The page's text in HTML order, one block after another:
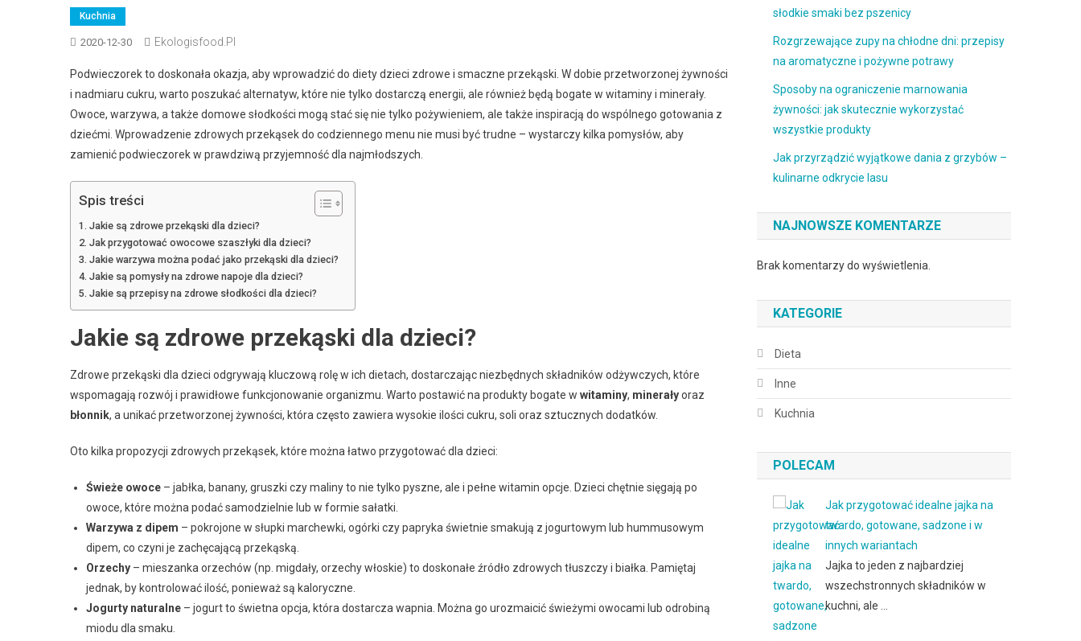
Kuchnia
2020-12-30 Ekologisfood.pl
Podwieczorek to doskonała okazja, aby wprowadzić do diety dzieci zdrowe i smaczne przekąski. W dobie przetworzonej żywności
i nadmiaru cukru, warto poszukać alternatyw, które nie tylko dostarczą energii, ale również będą bogate w witaminy i minerały.
Owoce, warzywa, a także domowe słodkości mogą stać się nie tylko pożywieniem, ale także inspiracją do wspólnego gotowania z
dziećmi. Wprowadzenie zdrowych przekąsek do codziennego menu nie musi być trudne – wystarczy kilka pomysłów, aby
zamienić podwieczorek w prawdziwą przyjemność dla najmłodszych.
Spis treści
Jakie są zdrowe przekąski dla dzieci?
Jak przygotować owocowe szaszłyki dla dzieci?
Jakie warzywa można podać jako przekąski dla dzieci?
Jakie są pomysły na zdrowe napoje dla dzieci?
Jakie są przepisy na zdrowe słodkości dla dzieci?
Jakie są zdrowe przekąski dla dzieci?
Zdrowe przekąski dla dzieci odgrywają kluczową rolę w ich dietach, dostarczając niezbędnych składników odżywczych, które
wspomagają rozwój i prawidłowe funkcjonowanie organizmu. Warto postawić na produkty bogate w witaminy, minerałyoraz
błonnik, a unikać przetworzonej żywności, która często zawiera wysokie ilości cukru, soli oraz sztucznych dodatków.
Oto kilka propozycji zdrowych przekąsek, które można łatwo przygotować dla dzieci:
Świeże owoce – jabłka, banany, gruszki czy maliny to nie tylko pyszne, ale i pełne witamin opcje. Dzieci chętnie sięgają po
owoce, które można podać samodzielnie lub w formie sałatki.
Warzywa z dipem – pokrojone w słupki marchewki, ogórki czy papryka świetnie smakują z jogurtowym lub hummusowym
dipem, co czyni je zachęcającą przekąską.
Orzechy – mieszanka orzechów (np. migdały, orzechy włoskie) to doskonałe źródło zdrowych tłuszczy i białka. Pamiętaj
jednak, by kontrolować ilość, ponieważ są kaloryczne.
Jogurty naturalne – jogurt to świetna opcja, która dostarcza wapnia. Można go urozmaicić świeżymi owocami lub odrobiną
miodu dla smaku.
słodkie smaki bez pszenicy
Rozgrzewające zupy na chłodne dni: przepisy
na aromatyczne i pożywne potrawy
Sposoby na ograniczenie marnowania
żywności: jak skutecznie wykorzystać
wszystkie produkty
Jak przyrządzić wyjątkowe dania z grzybów –
kulinarne odkrycie lasu
NAJNOWSZE KOMENTARZE
Brak komentarzy do wyświetlenia.
KATEGORIE
Dieta
Inne
Kuchnia
POLECAM
Jak przygotować idealne jajka na
twardo, gotowane, sadzone i w
innych wariantach
Jajka to jeden z najbardziej
wszechstronnych składników w
kuchni, ale …